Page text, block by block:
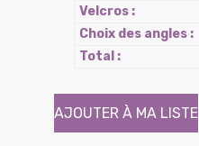
Velcros :
Choix des angles :
Total :
AJOUTER À MA LISTE